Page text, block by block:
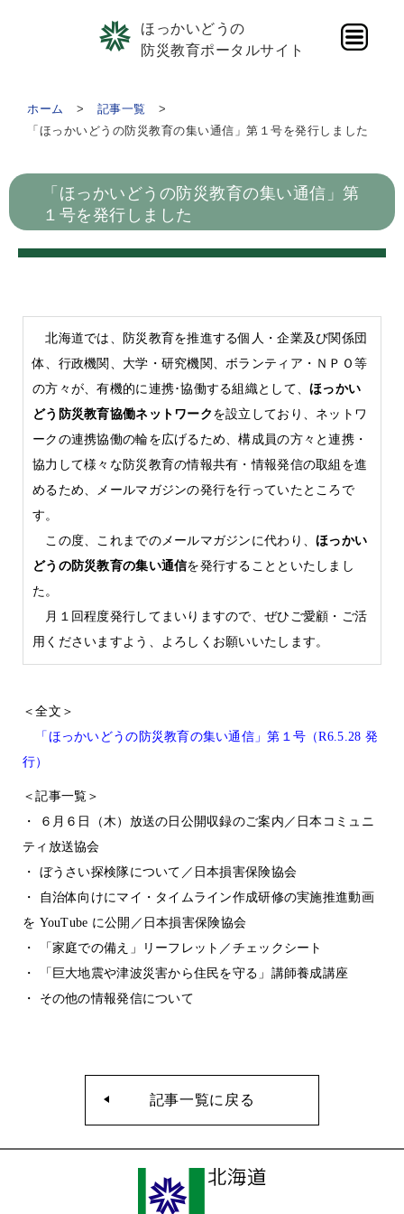
ほっかいどうの
防災教育ポータルサイト
ホーム
記事一覧
「ほっかいどうの防災教育の集い通信」第１号を発行しました
「ほっかいどうの防災教育の集い通信」第
１号を発行しました
北海道では、防災教育を推進する個人・企業及び関係団
体、行政機関、大学・研究機関、ボランティア・ＮＰＯ等
の方々が、有機的に連携･協働する組織として、ほっかい
どう防災教育協働ネットワーク を設立しており、ネットワ
ークの連携協働の輪を広げるため、構成員の方々と連携・
協力して様々な防災教育の情報共有・情報発信の取組を進
めるため、メールマガジンの発行を行っていたところで
す。
この度、これまでのメールマガジンに代わり、ほっかい
どうの防災教育の集い通信を発行することといたしまし
た。
月１回程度発行してまいりますので、ぜひご愛顧・ご活
用くださいますよう、よろしくお願いいたします。
＜全文＞
「ほっかいどうの防災教育の集い通信」第１号（R6.5.28 発
行）
＜記事一覧＞
・ ６月６日（木）放送の日公開収録のご案内／日本コミュニ
ティ放送協会
・ ぼうさい探検隊について／日本損害保険協会
・ 自治体向けにマイ・タイムライン作成研修の実施推進動画
を YouTube に公開／日本損害保険協会
・ 「家庭での備え」リーフレット／チェックシート
・ 「巨大地震や津波災害から住民を守る」講師養成講座
・ その他の情報発信について
記事一覧に戻る